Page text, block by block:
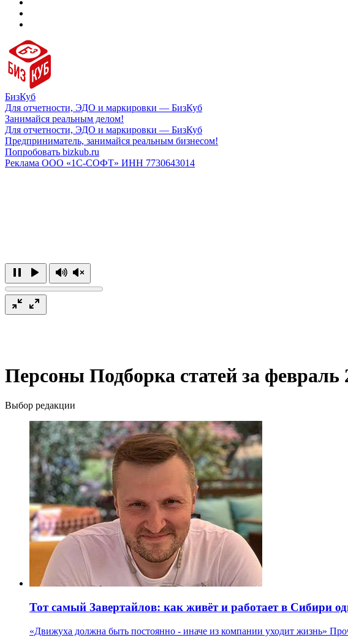
БизКуб
Для отчетности, ЭДО и маркировки — БизКуб
Занимайся реальным делом!
Для отчетности, ЭДО и маркировки — БизКуб
Предприниматель, занимайся реальным бизнесом!
Попробовать bizkub.ru
Реклама ООО «1С-СОФТ» ИНН 7730643014
Персоны Подборка статей за февраль
Выбор редакции
Тот самый Завертайлов: как живёт и работает в Сибири
«Движуха должна быть постоянно - иначе из компании уходит жизнь»